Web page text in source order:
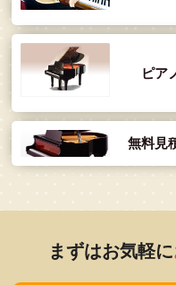
ピア
無料見
まずはお気軽に